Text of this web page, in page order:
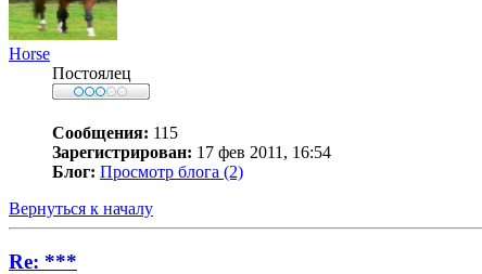
Horse
Постоялец
Сообщения: 115
Зарегистрирован: 17 фев 2011, 16:54
Блог: Просмотр блога (2)
Вернуться к началу
Re: ***